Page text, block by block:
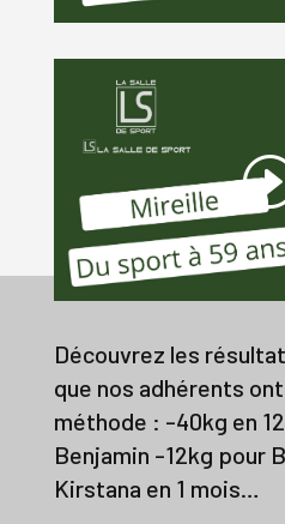
Découvrez les
que nos adhérents
méthode : -40kg en
Benjamin -12kg pour
Kirstana en 1 mois…